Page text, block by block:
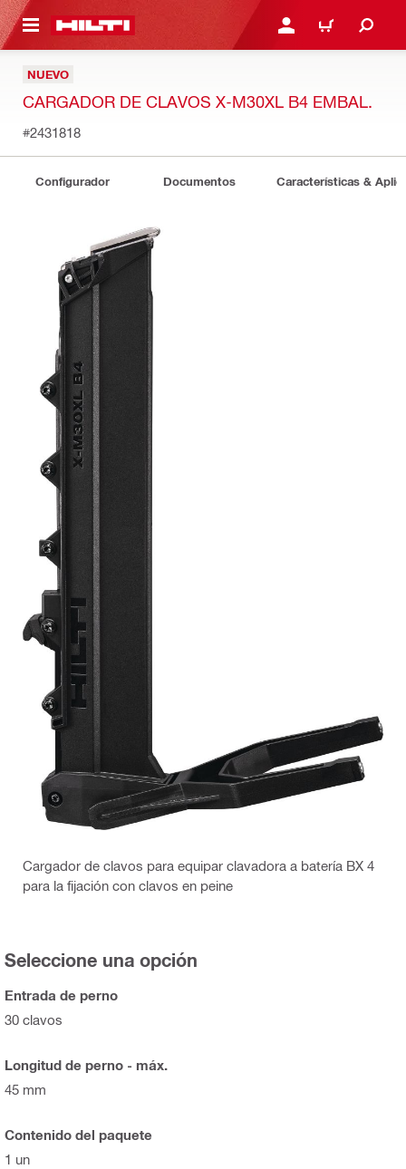
PRINCIPAL INICIE SESIÓN O
CARRITO
NUEVO
CARGADOR DE CLAVOS X-M30XL B4 EMBAL.
#2431818
Configurador Documentos Características &
Cargador de clavos para equipar clavadora a batería BX 4
para la fijación con clavos en peine
Seleccione una opción
Entrada de perno
30 clavos
Longitud de perno - máx.
45 mm
Contenido del paquete
1 un